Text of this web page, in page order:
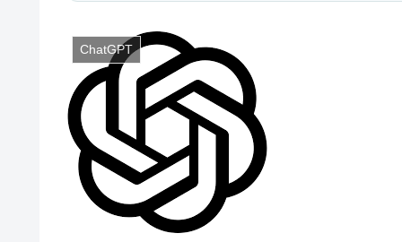
ChatGPT